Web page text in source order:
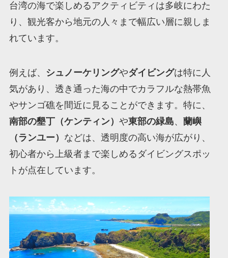
台湾の海で楽しめるアクティビティは多岐にわた
り、観光客から地元の人々まで幅広い層に親しま
れています。
例えば、 シュノーケリングやダイビングは特に人
気があり、透き通った海の中でカラフルな熱帯魚
やサンゴ礁を間近に見ることができます。特に、
南部の墾丁（ケンティン） や東部の緑島、 蘭嶼
（ランユー） などは、透明度の高い海が広がり、
初心者から上級者まで楽しめるダイビングスポッ
トが点在しています。